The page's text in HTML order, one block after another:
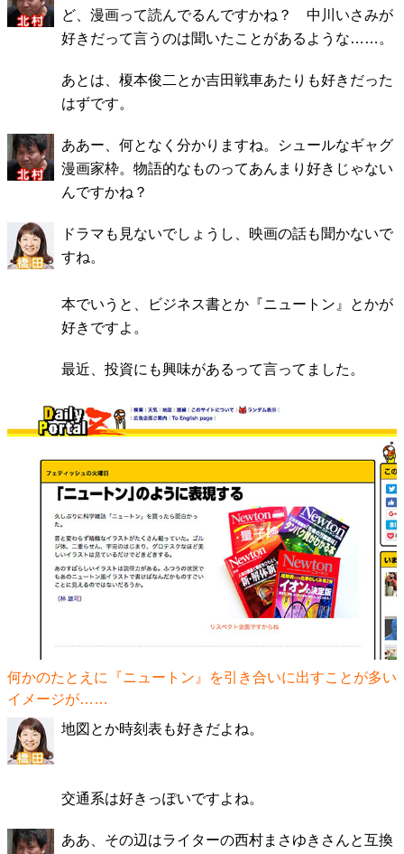
ど、漫画って読んでるんですかね？ 中川いさみが
好きだって言うのは聞いたことがあるような……。
あとは、榎本俊二とか吉田戦車あたりも好きだった
はずです。
ああー、何となく分かりますね。シュールなギャグ
漫画家枠。物語的なものってあんまり好きじゃない
んですかね？
ドラマも見ないでしょうし、映画の話も聞かないで
すね。
本でいうと、ビジネス書とか『ニュートン』とかが
好きですよ。
最近、投資にも興味があるって言ってました。
何かのたとえに 『ニュートン』
を引き合いに出すことが多い
イメージが……
地図とか時刻表も好きだよね。
交通系は好きっぽいですよね。
ああ、その辺はライターの西村まさゆきさんと互換